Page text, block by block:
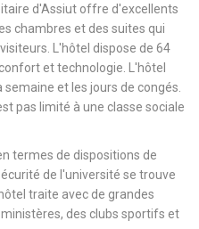
d'Assiut offre d'excellents
chambres et des suites qui
L'hôtel dispose de 64
et technologie. L'hôtel
et les jours de congés.
pas limité à une classe sociale
termes de dispositions de
de l'université se trouve
traite avec de grandes
des clubs sportifs et